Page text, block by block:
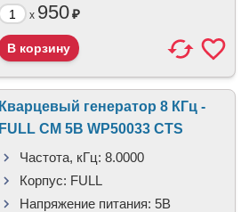
x 950₽
Кварцевый генератор 8 КГц -
FULL CM 5В WP50033 CTS
Частота, кГц: 8.0000
Корпус: FULL
Напряжение питания: 5В